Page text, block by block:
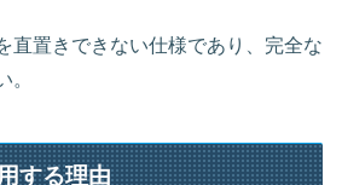
直置きできない仕様であり、完全な
。
する理由